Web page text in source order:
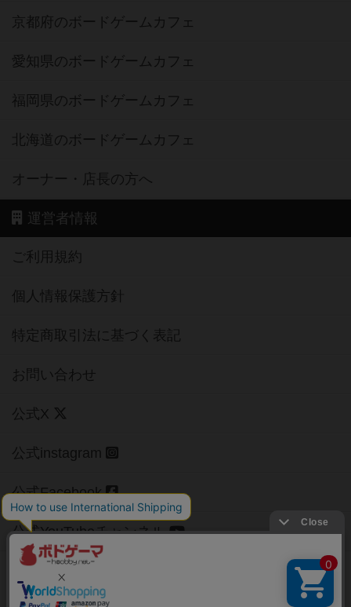
京都府のボードゲームカフェ
愛知県のボードゲームカフェ
福岡県のボードゲームカフェ
北海道のボードゲームカフェ
オーナー・店長の方へ
運営者情報
ご利用規約
個人情報保護方針
特定商取引法に基づく表記
お問い合わせ
公式X
公式instagram
公式Facebook
公式YouTubeチャンネル